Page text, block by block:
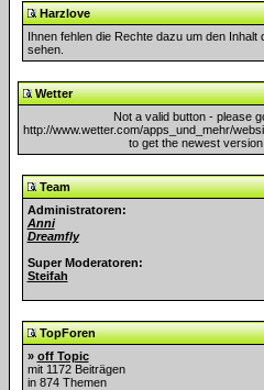
Harzlove
Ihnen fehlen die Rechte dazu um den Inhalt
sehen.
Wetter
Not a valid button - please
http://www.wetter.com/apps_und_mehr/
to get the newest version.
Team
Administratoren:
Anni
Dreamfly
Super Moderatoren:
Steifah
TopForen
» off Topic
mit 1172 Beiträgen
in 874 Themen